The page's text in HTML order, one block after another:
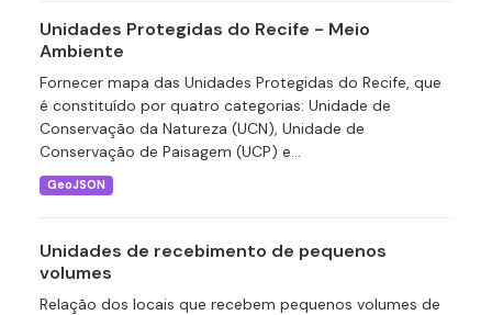
Unidades Protegidas do Recife - Meio
Ambiente
Fornecer mapa das Unidades Protegidas do Recife, que
é constituído por quatro categorias: Unidade de
Conservação da Natureza (UCN), Unidade de
Conservação de Paisagem (UCP) e...
GeoJSON
Unidades de recebimento de pequenos
volumes
Relação dos locais que recebem pequenos volumes de